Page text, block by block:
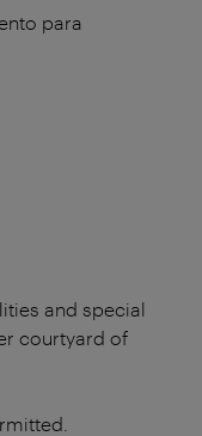
para
and special
courtyard of